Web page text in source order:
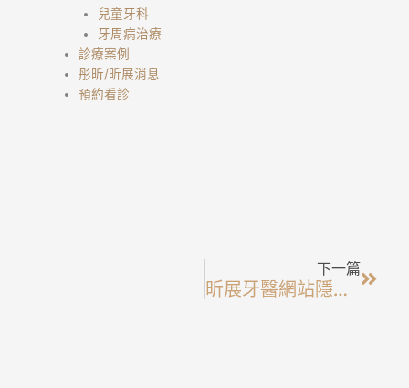
兒童牙科
牙周病治療
診療案例
彤昕/昕展消息
預約看診
下一篇
昕展牙醫網站隱私政策